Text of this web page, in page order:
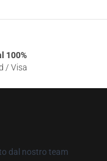
100%
/ Visa
dal nostro team